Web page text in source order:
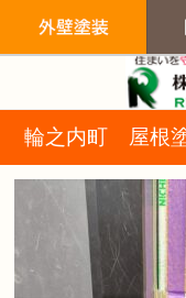
輪之内町 屋根